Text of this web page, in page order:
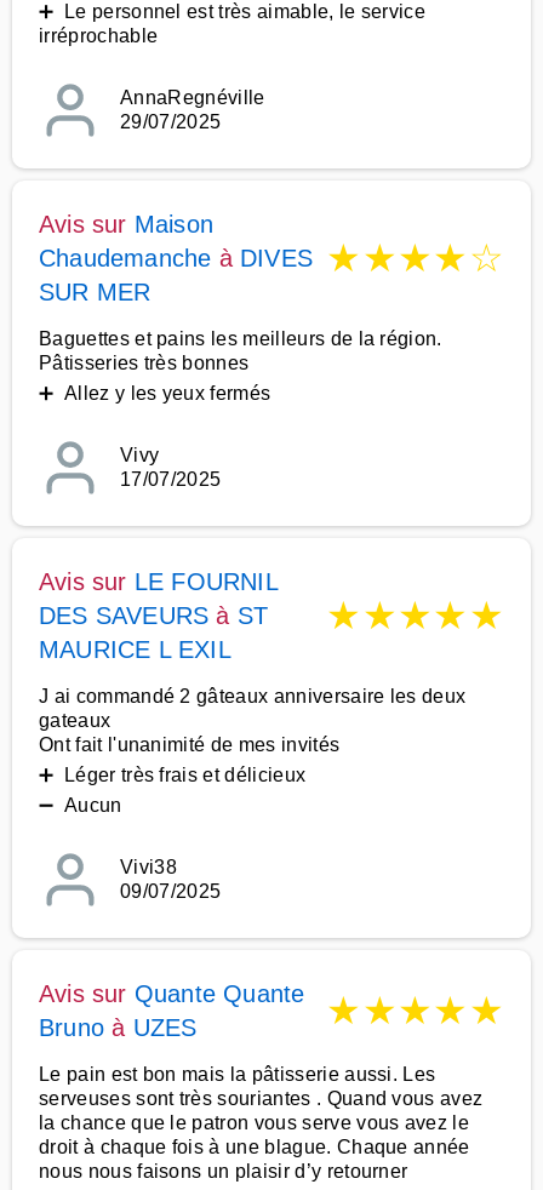
➕ Le personnel est très aimable, le service
irréprochable
AnnaRegnéville
29/07/2025
Avis sur Maison
Chaudemanche à DIVES
SUR MER
★★★★☆
Baguettes et pains les meilleurs de la région.
Pâtisseries très bonnes
➕ Allez y les yeux fermés
Vivy
17/07/2025
Avis sur LE FOURNIL
DES SAVEURS à ST
MAURICE L EXIL
★★★★★
J ai commandé 2 gâteaux anniversaire les deux
gateaux
Ont fait l'unanimité de mes invités
➕ Léger très frais et délicieux
➖ Aucun
Vivi38
09/07/2025
Avis sur Quante Quante
Bruno à UZES ★★★★★
Le pain est bon mais la pâtisserie aussi. Les
serveuses sont très souriantes . Quand vous avez
la chance que le patron vous serve vous avez le
droit à chaque fois à une blague. Chaque année
nous nous faisons un plaisir d’y retourner